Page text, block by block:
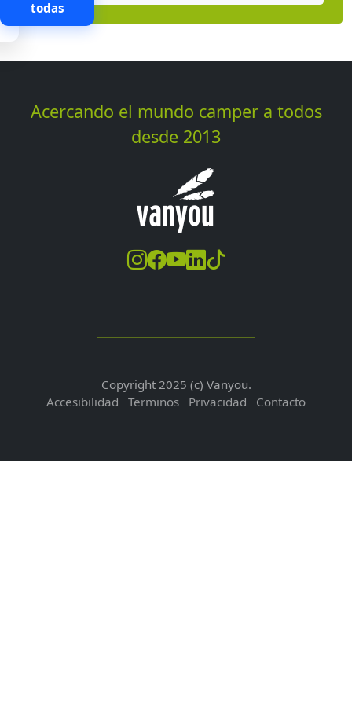
todas
Acercando el mundo camper a todos
desde 2013
Copyright 2025 (c) Vanyou.
Accesibilidad
Terminos Privacidad Contacto